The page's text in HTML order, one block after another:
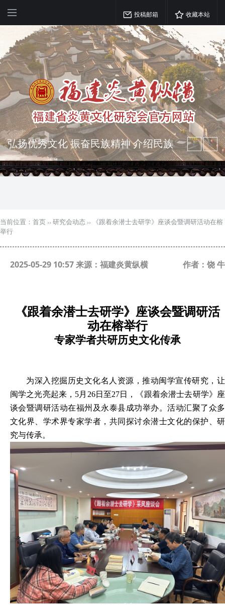
投稿邮箱 收藏本站
弘扬优秀文化 振奋民族精神 介绍民族
瑰宝 宣传中华精英
突出海西特色 报道台港澳侨 坚持古为
当前位置： 首页 ›› 研究会动态 ››
《跟着余潜士去研学》座谈会暨调研活动在榕
举行
2025-05-29 10:57 来源：福建炎黄纵横 作者：饶 牛
《跟着余潜士去研学》座谈会暨调研活
动在榕举行
专家学者共研历史文化传承
为深入挖掘历史文化名人资源，推动闽学宣传研究，让
闽学之光亮起来， 5月26日至27日，《跟着余潜士去研学》座
谈会暨调研活动在福州及永泰县成功举办。活动汇聚了众多
文化界、学术界专家学者，共同探讨余潜士文化的保护、研
究与传承。